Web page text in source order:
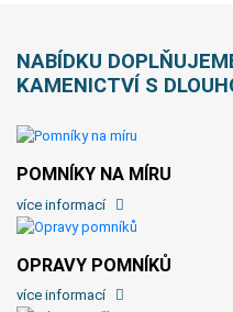
NABÍDKU
KAMENICTVÍ S
POMNÍKY NA MÍRU
více informací
OPRAVY POMNÍKŮ
více informací